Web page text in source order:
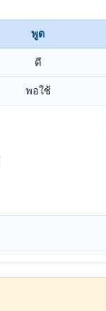
พูด
ดี
พอใช้